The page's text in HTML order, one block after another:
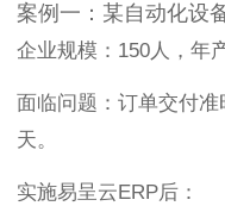
案例一：某自动化设
企业规模：150人，年
面临问题：订单交付
天。
实施易呈云ERP后：